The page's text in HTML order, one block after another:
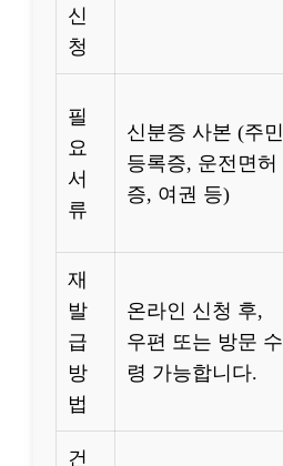
신
청
필
요
서
류
신분증 사본 (주민
등록증, 운전면허
증, 여권 등)
재
발
급
방
법
온라인 신청 후,
우편 또는 방문 수
령 가능합니다.
건